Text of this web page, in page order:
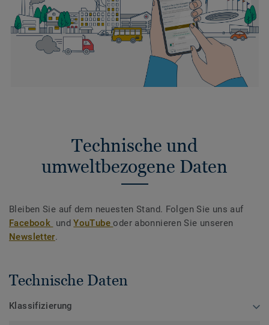
Technische und
umweltbezogene Daten
Bleiben Sie auf dem neuesten Stand. Folgen Sie uns auf
Facebook undYouTubeoder abonnieren Sie unseren
Newsletter.
Technische Daten
Klassifizierung